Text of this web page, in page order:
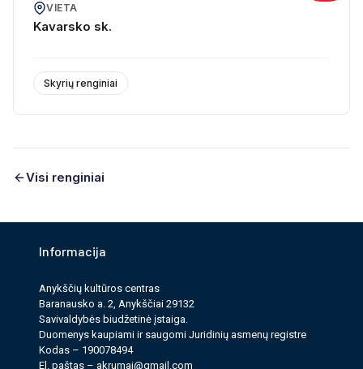
VIETA
Kavarsko sk.
Skyrių renginiai
Visi renginiai
Informacija
Anykščių kultūros cen­tras
Baranausko a. 2, Anykščiai 29132
Savi­valdy­bės biudžet­inė įstaiga.
Duomenys kau­pi­ami ir saugomi Juri­dinių asmenų reg­istre
Kodas – 190078494
El. paš­tas – akrumai@gmail.com